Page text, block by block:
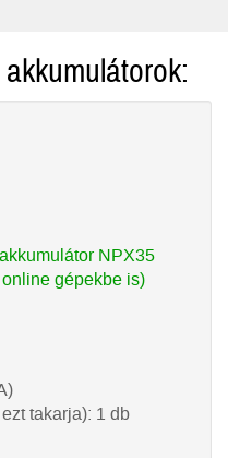
NPX35
gépekbe is)
takarja): 1 db